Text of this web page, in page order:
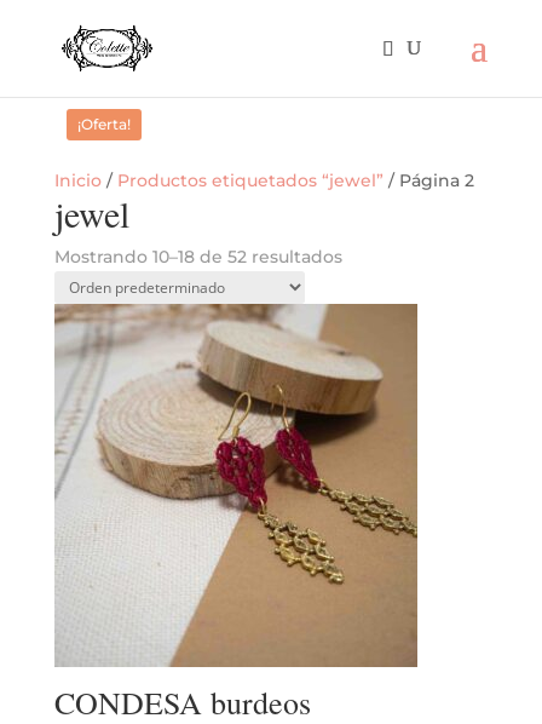
Inicio/ Productos etiquetados “jewel” / Página 2
jewel
Mostrando 10–18 de 52 resultados
CONDESA burdeos
¡Oferta!